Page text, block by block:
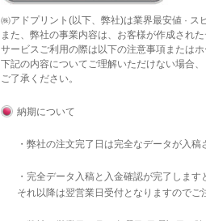
㈱アドプリント(以下、弊社)は業界最安値 ·
また、弊社の事業内容は、お客様が作成され
サービスご利用の際は以下の注意事項または
下記の内容についてご理解いただけない場合
ご了承ください。
納期について
・弊社の注文完了日は完全なデータが入
・完全データ入稿と入金確認が完了しま
それ以降は翌営業日受付となりますのでご